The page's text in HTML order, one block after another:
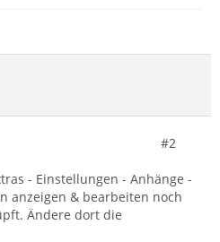
#2
- Einstellungen - Anhänge -
anzeigen & bearbeiten noch
Ändere dort die